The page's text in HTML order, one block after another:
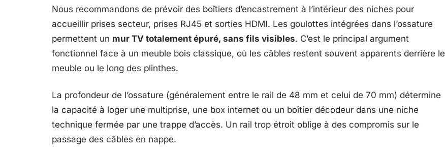
Nous recommandons de prévoir des boîtiers d’encastrement à l’intérieur des niches pour
accueillir prises secteur, prises RJ45 et sorties HDMI. Les goulottes intégrées dans l’ossature
permettent un mur TV totalement épuré, sans fils visibles. C’est le principal argument
fonctionnel face à un meuble bois classique, où les câbles restent souvent apparents derrière le
meuble ou le long des plinthes.
La profondeur de l’ossature (généralement entre le rail de 48 mm et celui de 70 mm) détermine
la capacité à loger une multiprise, une box internet ou un boîtier décodeur dans une niche
technique fermée par une trappe d’accès. Un rail trop étroit oblige à des compromis sur le
passage des câbles en nappe.